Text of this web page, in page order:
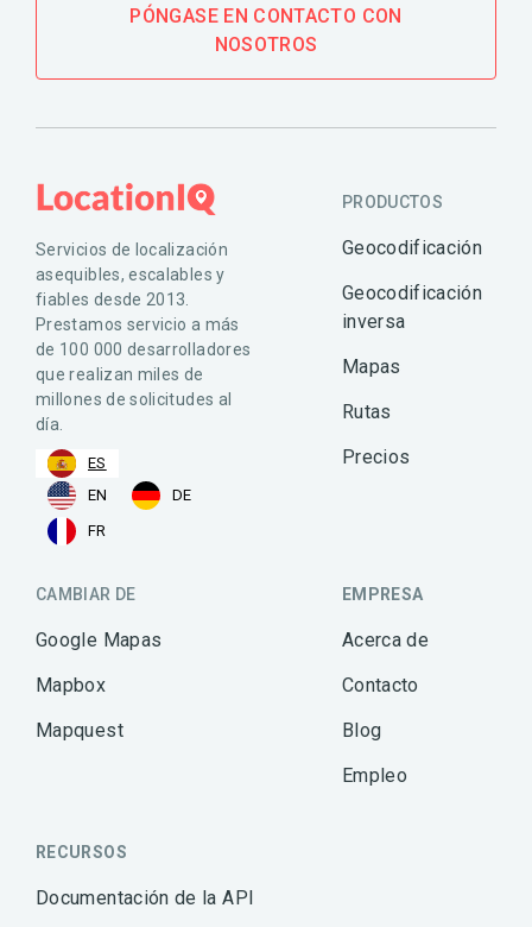
PÓNGASE EN CONTACTO CON
NOSOTROS
Servicios de localización
asequibles, escalables y
fiables desde 2013.
Prestamos servicio a más
de 100 000 desarrolladores
que realizan miles de
millones de solicitudes al
día.
ES
EN
DE
FR
PRODUCTOS
Geocodificación
Geocodificación
inversa
Mapas
Rutas
Precios
CAMBIAR DE
Google Mapas
Mapbox
Mapquest
EMPRESA
Acerca de
Contacto
Blog
Empleo
RECURSOS
Documentación de la API